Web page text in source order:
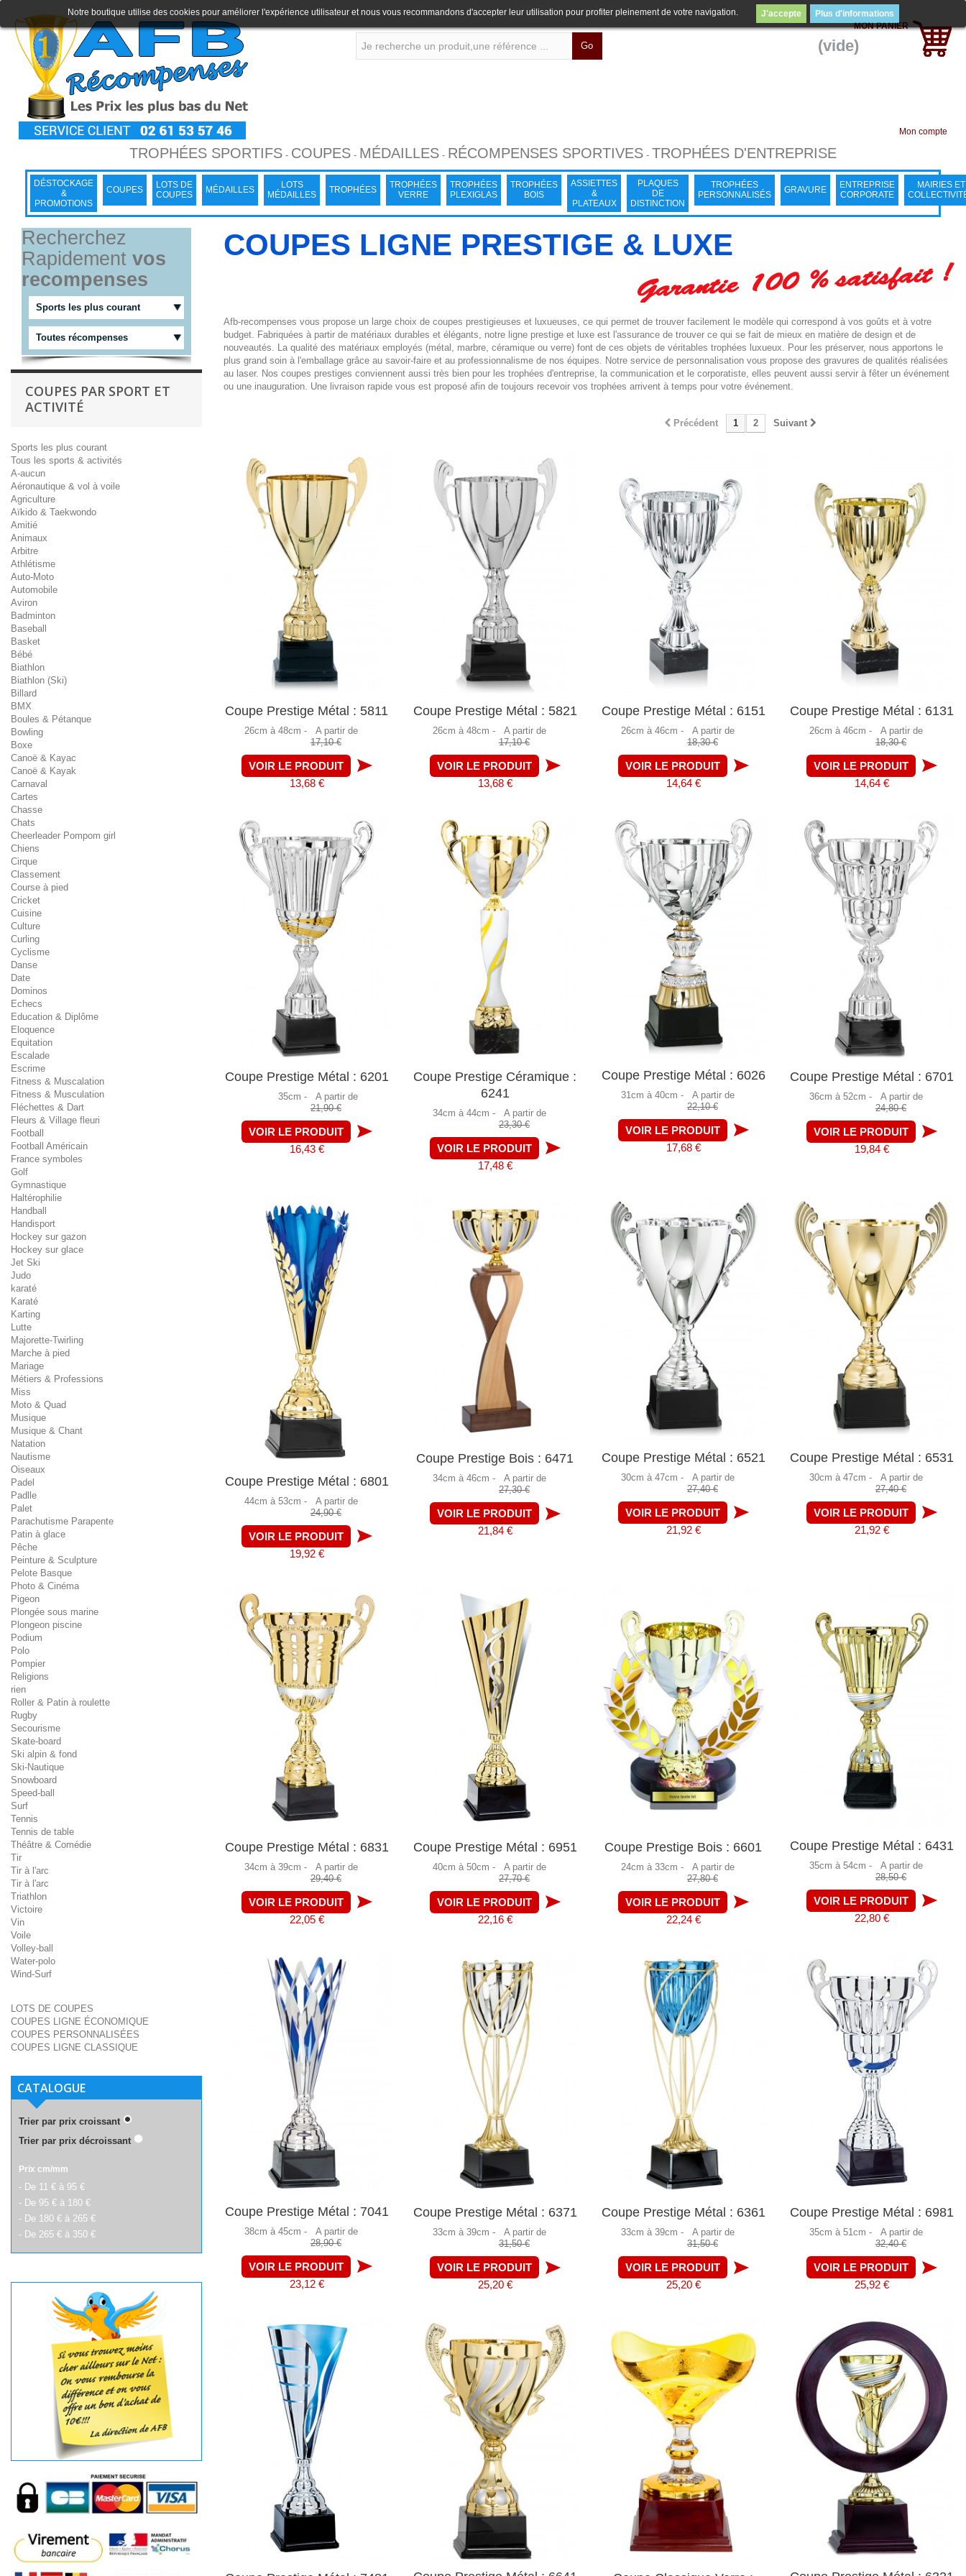
Go
MON PANIER
(vide)
Mon compte
TROPHÉES SPORTIFS- COUPES- MÉDAILLES- RÉCOMPENSES SPORTIVES- TROPHÉES D'ENTREPRISE
DÉSTOCKAGE
&
PROMOTIONS
COUPES
LOTS DE
COUPES
MÉDAILLES
LOTS
MÉDAILLES
TROPHÉES
TROPHÉES
VERRE
TROPHÉES
PLEXIGLAS
TROPHÉES
BOIS
ASSIETTES
&
PLATEAUX
PLAQUES
DE
DISTINCTION
TROPHÉES
PERSONNALISÉS
GRAVURE
ENTREPRISE
CORPORATE
MAIRIES ET
Notre boutique utilise des cookies pour améliorer l'expérience utilisateur et nous vous recommandons d'accepter leur utilisation pour profiter pleinement de votre navigation. J'accepte Plus d'informations
Recherchez
Rapidement vos
recompenses
Sports les plus courant
Toutes récompenses
COUPES PAR SPORT ET
ACTIVITÉ
Sports les plus courant
Tous les sports & activités
A-aucun
Aéronautique & vol à voile
Agriculture
Aïkido & Taekwondo
Amitié
Animaux
Arbitre
Athlétisme
Auto-Moto
Automobile
Aviron
Badminton
Baseball
Basket
Bébé
Biathlon
Biathlon (Ski)
Billard
BMX
Boules & Pétanque
Bowling
Boxe
Canoë & Kayac
Canoë & Kayak
Carnaval
Cartes
Chasse
Chats
Cheerleader Pompom girl
Chiens
Cirque
Classement
Course à pied
Cricket
Cuisine
Culture
Curling
Cyclisme
Danse
Date
Dominos
Echecs
Education & Diplôme
Eloquence
Equitation
Escalade
Escrime
Fitness & Muscalation
Fitness & Musculation
Fléchettes & Dart
Fleurs & Village fleuri
Football
Football Américain
France symboles
Golf
Gymnastique
Haltérophilie
Handball
Handisport
Hockey sur gazon
Hockey sur glace
Jet Ski
Judo
karaté
Karaté
Karting
Lutte
Majorette-Twirling
Marche à pied
Mariage
Métiers & Professions
Miss
Moto & Quad
Musique
Musique & Chant
Natation
Nautisme
Oiseaux
Padel
Padlle
Palet
Parachutisme Parapente
Patin à glace
Pêche
Peinture & Sculpture
Pelote Basque
Photo & Cinéma
Pigeon
Plongée sous marine
Plongeon piscine
Podium
Polo
Pompier
Religions
rien
Roller & Patin à roulette
Rugby
Secourisme
Skate-board
Ski alpin & fond
Ski-Nautique
Snowboard
Speed-ball
Surf
Tennis
Tennis de table
Théâtre & Comédie
Tir
Tir à l'arc
Tir à l'arc
Triathlon
Victoire
Vin
Voile
Volley-ball
Water-polo
Wind-Surf
LOTS DE COUPES
COUPES LIGNE ÉCONOMIQUE
COUPES PERSONNALISÉES
COUPES LIGNE CLASSIQUE
CATALOGUE
Trier par prix croissant
Trier par prix décroissant
Prix cm/mm
- De 11 € à 95 €
- De 95 € à 180 €
- De 180 € à 265 €
- De 265 € à 350 €
COUPES LIGNE PRESTIGE & LUXE
Afb-recompenses vous propose un large choix de coupes prestigieuses et luxueuses, ce qui permet de trouver facilement le modèle qui correspond à vos goûts et à votre
budget. Fabriquées à partir de matériaux durables et élégants, notre ligne prestige et luxe est l'assurance de trouver ce qui se fait de mieux en matière de design et de
nouveautés. La qualité des matériaux employés (métal, marbre, céramique ou verre) font de ces objets de véritables trophées luxueux. Pour les préserver, nous apportons le
plus grand soin à l'emballage grâce au savoir-faire et au professionnalisme de nos équipes. Notre service de personnalisation vous propose des gravures de qualités réalisées
au laser. Nos coupes prestiges conviennent aussi très bien pour les trophées d'entreprise, la communication et le corporatiste, elles peuvent aussi servir à fêter un événement
ou une inauguration. Une livraison rapide vous est proposé afin de toujours recevoir vos trophées arrivent à temps pour votre événement.
Précédent 1 2 Suivant
Coupe Prestige Métal : 5811
26cm à 48cm -
A partir de
17,10 €
VOIR LE PRODUIT
13,68 €
Coupe Prestige Métal : 5821
26cm à 48cm -
A partir de
17,10 €
VOIR LE PRODUIT
13,68 €
Coupe Prestige Métal : 6151
26cm à 46cm -
A partir de
18,30 €
VOIR LE PRODUIT
14,64 €
Coupe Prestige Métal : 6131
26cm à 46cm -
A partir de
18,30 €
VOIR LE PRODUIT
14,64 €
Coupe Prestige Métal : 6201
35cm -
A partir de
21,90 €
VOIR LE PRODUIT
16,43 €
Coupe Prestige Céramique :
6241
34cm à 44cm -
A partir de
23,30 €
VOIR LE PRODUIT
17,48 €
Coupe Prestige Métal : 6026
31cm à 40cm -
A partir de
22,10 €
VOIR LE PRODUIT
17,68 €
Coupe Prestige Métal : 6701
36cm à 52cm -
A partir de
24,80 €
VOIR LE PRODUIT
19,84 €
Coupe Prestige Métal : 6801
44cm à 53cm -
A partir de
24,90 €
VOIR LE PRODUIT
19,92 €
Coupe Prestige Bois : 6471
34cm à 46cm -
A partir de
27,30 €
VOIR LE PRODUIT
21,84 €
Coupe Prestige Métal : 6521
30cm à 47cm -
A partir de
27,40 €
VOIR LE PRODUIT
21,92 €
Coupe Prestige Métal : 6531
30cm à 47cm -
A partir de
27,40 €
VOIR LE PRODUIT
21,92 €
Coupe Prestige Métal : 6831
34cm à 39cm -
A partir de
29,40 €
VOIR LE PRODUIT
22,05 €
Coupe Prestige Métal : 6951
40cm à 50cm -
A partir de
27,70 €
VOIR LE PRODUIT
22,16 €
Coupe Prestige Bois : 6601
24cm à 33cm -
A partir de
27,80 €
VOIR LE PRODUIT
22,24 €
Coupe Prestige Métal : 6431
35cm à 54cm -
A partir de
28,50 €
VOIR LE PRODUIT
22,80 €
Coupe Prestige Métal : 7041
38cm à 45cm -
A partir de
28,90 €
VOIR LE PRODUIT
23,12 €
Coupe Prestige Métal : 6371
33cm à 39cm -
A partir de
31,50 €
VOIR LE PRODUIT
25,20 €
Coupe Prestige Métal : 6361
33cm à 39cm -
A partir de
31,50 €
VOIR LE PRODUIT
25,20 €
Coupe Prestige Métal : 6981
35cm à 51cm -
A partir de
32,40 €
VOIR LE PRODUIT
25,92 €